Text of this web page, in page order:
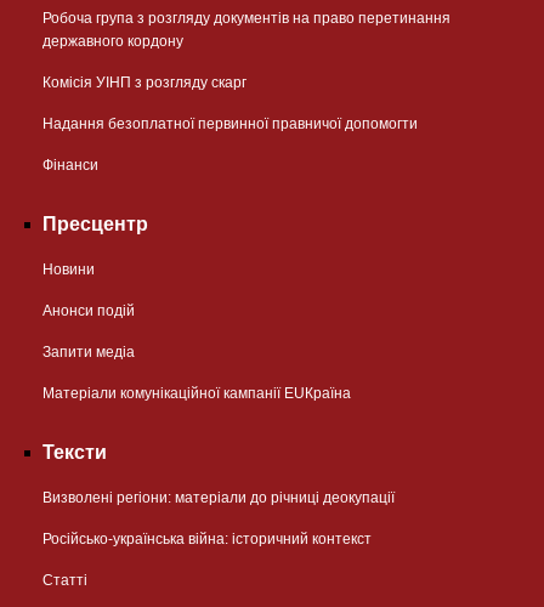
Робоча група з розгляду документів на право перетинання
державного кордону
Комісія УІНП з розгляду скарг
Надання безоплатної первинної правничої допомогти
Фінанси
Пресцентр
Новини
Анонси подій
Запити медіа
Матеріали комунікаційної кампанії EUКраїна
Тексти
Визволені регіони: матеріали до річниці деокупації
Російсько-українська війна: історичний контекст
Статті